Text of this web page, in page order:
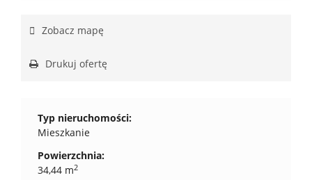
Zobacz mapę
Drukuj ofertę
Typ nieruchomości:
Mieszkanie
Powierzchnia:
34,44 m2